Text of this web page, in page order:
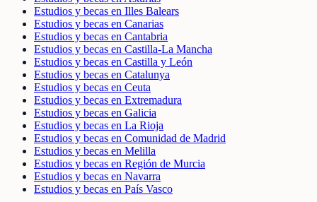
Estudios y becas en Illes Balears
Estudios y becas en Canarias
Estudios y becas en Cantabria
Estudios y becas en Castilla-La Mancha
Estudios y becas en Castilla y León
Estudios y becas en Catalunya
Estudios y becas en Ceuta
Estudios y becas en Extremadura
Estudios y becas en Galicia
Estudios y becas en La Rioja
Estudios y becas en Comunidad de Madrid
Estudios y becas en Melilla
Estudios y becas en Región de Murcia
Estudios y becas en Navarra
Estudios y becas en País Vasco